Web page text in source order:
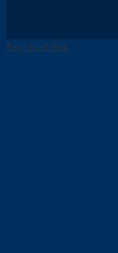
Page load link